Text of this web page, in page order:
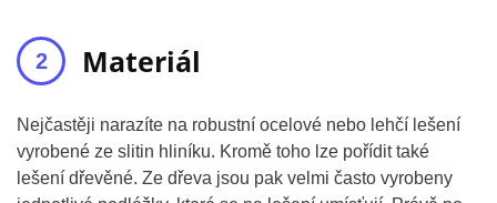
Materiál
Nejčastěji narazíte na robustní ocelové nebo lehčí lešení
vyrobené ze slitin hliníku. Kromě toho lze pořídit také
lešení dřevěné. Ze dřeva jsou pak velmi často vyrobeny